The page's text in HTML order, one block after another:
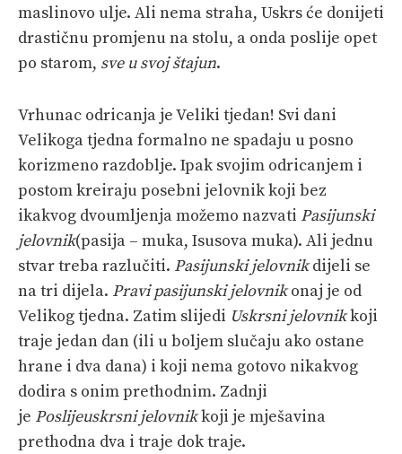
maslinovo ulje. Ali nema straha, Uskrs će donijeti
drastičnu promjenu na stolu, a onda poslije opet
po starom, sve u svoj štajun.
Vrhunac odricanja je Veliki tjedan! Svi dani
Velikoga tjedna formalno ne spadaju u posno
korizmeno razdoblje. Ipak svojim odricanjem i
postom kreiraju posebni jelovnik koji bez
ikakvog dvoumljenja možemo nazvati Pasijunski
jelovnik(pasija – muka, Isusova muka). Ali jednu
stvar treba razlučiti. Pasijunski jelovnikdijeli se
na tri dijela. Pravi pasijunski jelovnikonaj je od
Velikog tjedna. Zatim slijedi Uskrsni jelovnikkoji
traje jedan dan (ili u boljem slučaju ako ostane
hrane i dva dana) i koji nema gotovo nikakvog
dodira s onim prethodnim. Zadnji
je Poslijeuskrsni jelovnikkoji je mješavina
prethodna dva i traje dok traje.